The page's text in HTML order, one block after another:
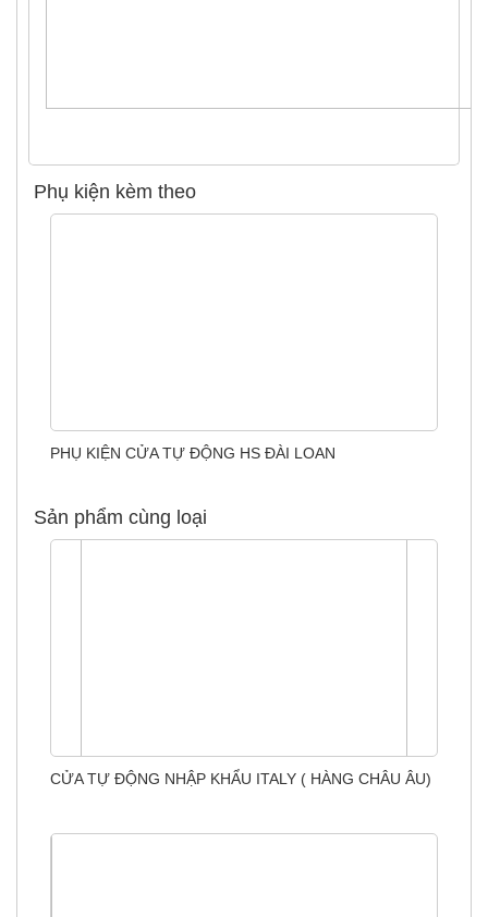
Phụ kiện kèm theo
PHỤ KIỆN CỬA TỰ ĐỘNG HS ĐÀI LOAN
Sản phẩm cùng loại
CỬA TỰ ĐỘNG NHẬP KHẨU ITALY ( HÀNG CHÂU ÂU)